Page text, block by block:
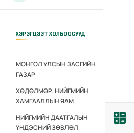
ХЭРЭГЦЭЭТ ХОЛБООСУУД
МОНГОЛ УЛСЫН ЗАСГИЙН
ГАЗАР
ХӨДӨЛМӨР, НИЙГМИЙН
ХАМГААЛЛЫН ЯАМ
НИЙГМИЙН ДААТГАЛЫН
ҮНДЭСНИЙ ЗӨВЛӨЛ